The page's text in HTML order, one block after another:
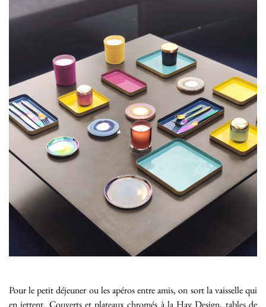
Pour le petit déjeuner ou les apéros entre amis, on sort la vaisselle qui
en jettent. Couverts et plateaux chromés à la Hay Design, tables de